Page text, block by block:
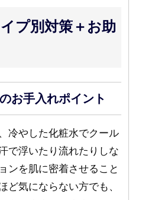
プ別対策＋お助
お手入れポイント
冷やした化粧水でクール
で浮いたり流れたりしな
ンを肌に密着させること
ど気にならない方でも、